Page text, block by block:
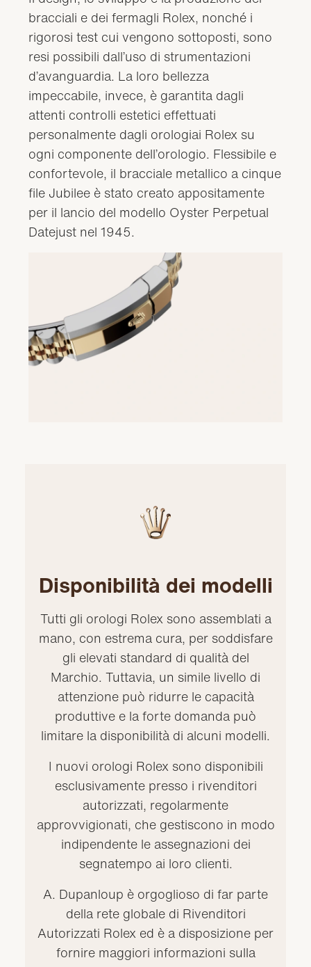
bracciali e dei fermagli Rolex, nonché i
rigorosi test cui vengono sottoposti, sono
resi possibili dall’uso di strumentazioni
d’avanguardia. La loro bellezza
impeccabile, invece, è garantita dagli
attenti controlli estetici effettuati
personalmente dagli orologiai Rolex su
ogni componente dell’orologio. Flessibile e
confortevole, il bracciale metallico a cinque
file Jubilee è stato creato appositamente
per il lancio del modello Oyster Perpetual
Datejust nel 1945.
Disponibilità dei modelli
Tutti gli orologi Rolex sono assemblati a
mano, con estrema cura, per soddisfare
gli elevati standard di qualità del
Marchio. Tuttavia, un simile livello di
attenzione può ridurre le capacità
produttive e la forte domanda può
limitare la disponibilità di alcuni modelli.
I nuovi orologi Rolex sono disponibili
esclusivamente presso i rivenditori
autorizzati, regolarmente
approvvigionati, che gestiscono in modo
indipendente le assegnazioni dei
segnatempo ai loro clienti.
A. Dupanloup è orgoglioso di far parte
della rete globale di Rivenditori
Autorizzati Rolex ed è a disposizione per
fornire maggiori informazioni sulla